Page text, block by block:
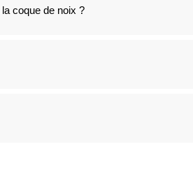
coque de noix ?